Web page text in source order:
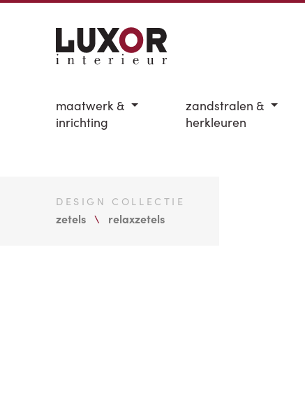
maatwerk &
inrichting
zandstralen &
herkleuren
DESIGN COLLECTIE
zetels relaxzetels